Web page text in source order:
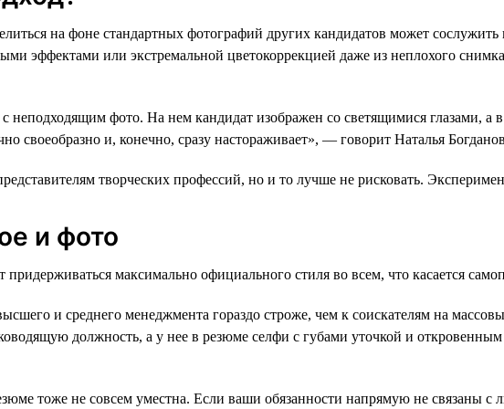
на фоне стандартных фотографий других кандидатов может
эффектами или экстремальной цветокоррекцией даже из неплохого
неподходящим фото. На нем кандидат изображен со светящимися глазами,
своеобразно и, конечно, сразу настораживает», — говорит Наталья
творческих профессий, но и то лучше не рисковать.
и фото
максимально официального стиля во всем, что касается
и среднего менеджмента гораздо строже, чем к соискателям на
должность, а у нее в резюме селфи с губами уточкой и
тоже не совсем уместна. Если ваши обязанности напрямую не связаны